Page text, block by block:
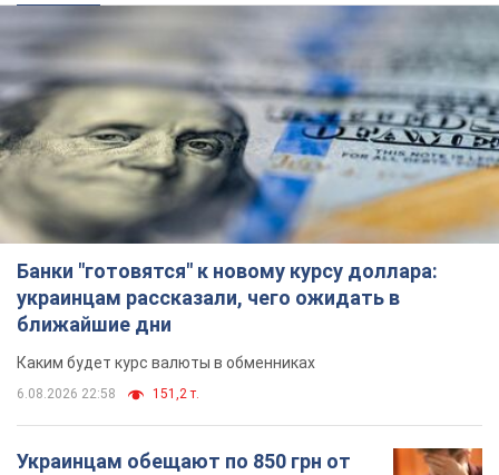
Банки "готовятся" к новому курсу доллара:
украинцам рассказали, чего ожидать в
ближайшие дни
Каким будет курс валюты в обменниках
6.08.2026 22:58 151,2 т.
Украинцам обещают по 850 грн от